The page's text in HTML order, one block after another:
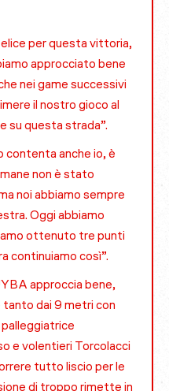
per questa vittoria,
approcciato bene
nei game successivi
il nostro gioco al
su questa strada”.
contenta anche io, è
non è stato
noi abbiamo sempre
Oggi abbiamo
ottenuto tre punti
continuiamo così”.
approccia bene,
dai 9 metri con
palleggiatrice
e volentieri Torcolacci
tutto liscio per le
di troppo rimette in